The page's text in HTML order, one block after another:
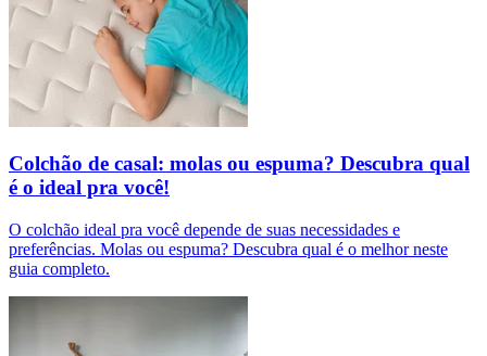
Colchão de casal: molas ou espuma? Descubra qual
é o ideal pra você!
O colchão ideal pra você depende de suas necessidades e
preferências. Molas ou espuma? Descubra qual é o melhor neste
guia completo.